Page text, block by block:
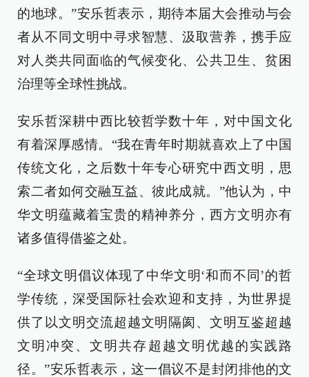
的地球。”安乐哲表示，期待本届大会推动与会
者从不同文明中寻求智慧、汲取营养，携手应
对人类共同面临的气候变化、公共卫生、贫困
治理等全球性挑战。
安乐哲深耕中西比较哲学数十年，对中国文化
有着深厚感情。“我在青年时期就喜欢上了中国
传统文化，之后数十年专心研究中西文明，思
索二者如何交融互益、彼此成就。”他认为，中
华文明蕴藏着宝贵的精神养分，西方文明亦有
诸多值得借鉴之处。
“全球文明倡议体现了中华文明‘和而不同’的哲
学传统，深受国际社会欢迎和支持，为世界提
供了以文明交流超越文明隔阂、文明互鉴超越
文明冲突、文明共存超越文明优越的实践路
径。”安乐哲表示，这一倡议不是封闭排他的文